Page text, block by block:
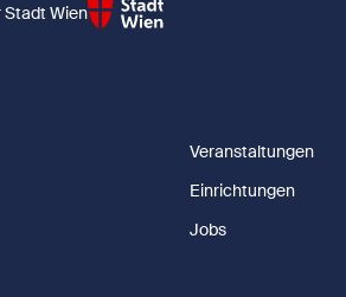
Stadt Wien
Veranstaltungen
Einrichtungen
Jobs